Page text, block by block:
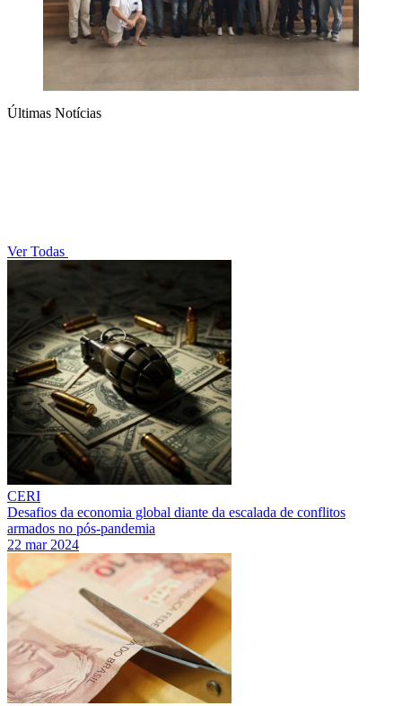
Últimas Notícias
Ver Todas
CERI
Desafios da economia global diante da escalada de conflitos
armados no pós-pandemia
22 mar 2024